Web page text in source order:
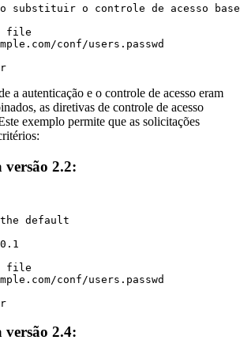
substituir o controle de acesso
file
conf/users.passwd
a autenticação e o controle de acesso eram
as diretivas de controle de acesso
exemplo permite que as solicitações
2.2:
default
file
conf/users.passwd
2.4: